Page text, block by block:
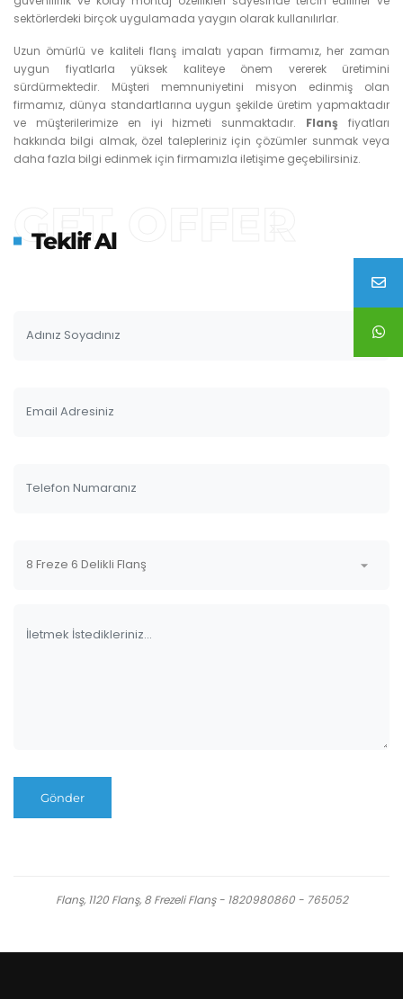
sektörlerdeki birçok uygulamada yaygın olarak kullanılırlar.
Uzun ömürlü ve kaliteli flanş imalatı yapan firmamız, her zaman
uygun fiyatlarla yüksek kaliteye önem vererek üretimini
sürdürmektedir. Müşteri memnuniyetini misyon edinmiş olan
firmamız, dünya standartlarına uygun şekilde üretim yapmaktadır
ve müşterilerimize en iyi hizmeti sunmaktadır. Flanş fiyatları
hakkında bilgi almak, özel talepleriniz için çözümler sunmak veya
daha fazla bilgi edinmek için firmamızla iletişime geçebilirsiniz.
GET OFFER
Teklif Al
Flanş, 1120 Flanş, 8 Frezeli Flanş - 1820980860 - 765052